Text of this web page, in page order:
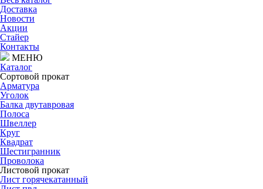
Доставка
Новости
Акции
Стайер
Контакты
МЕНЮ
Каталог
Сортовой прокат
Арматура
Уголок
Балка двутавровая
Полоса
Швеллер
Круг
Квадрат
Шестигранник
Проволока
Листовой прокат
Лист горячекатанный